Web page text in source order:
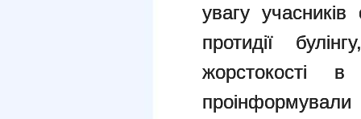
увагу
протидії
жорстокості